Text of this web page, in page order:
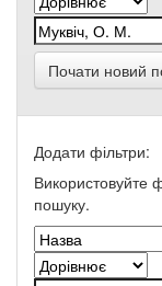
Почати новий
Додати фільтри:
Використовуйте
пошуку.